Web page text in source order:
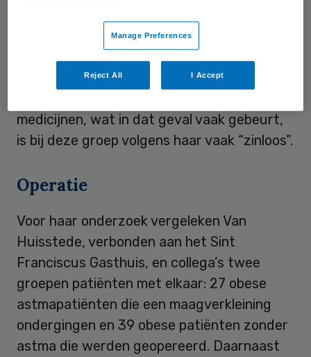
het Sint Fransiscus Gasthuis in Rotterdam.
Bij veel mensen met obesitas en astma
ontbreken ontstekingen van de luchtwegen.
medicijnen, wat in dat geval vaak gebeurt,
is bij deze groep volgens haar vaak “zinloos”.
Operatie
Voor haar onderzoek vergeleken Van
Huisstede, verbonden aan het Sint
Franciscus Gasthuis, en collega’s twee
groepen patiënten met elkaar: 27 obese
astmapatiënten die een maagverkleining
ondergingen en 39 obese patiënten zonder
astma die werden geopereerd. Daarnaast
Manage Preferences
Reject All I Accept